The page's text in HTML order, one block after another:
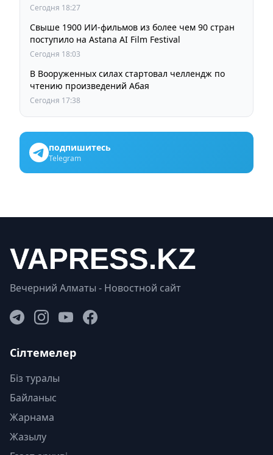
Сегодня 18:27
Свыше 1900 ИИ-фильмов из более чем 90 стран
поступило на Astana AI Film Festival
Сегодня 18:03
В Вооруженных силах стартовал челлендж по
чтению произведений Абая
Сегодня 17:38
подпишитесь
Telegram
Вечерний Алматы - Новостной сайт
Сілтемелер
Біз туралы
Байланыс
Жарнама
Жазылу